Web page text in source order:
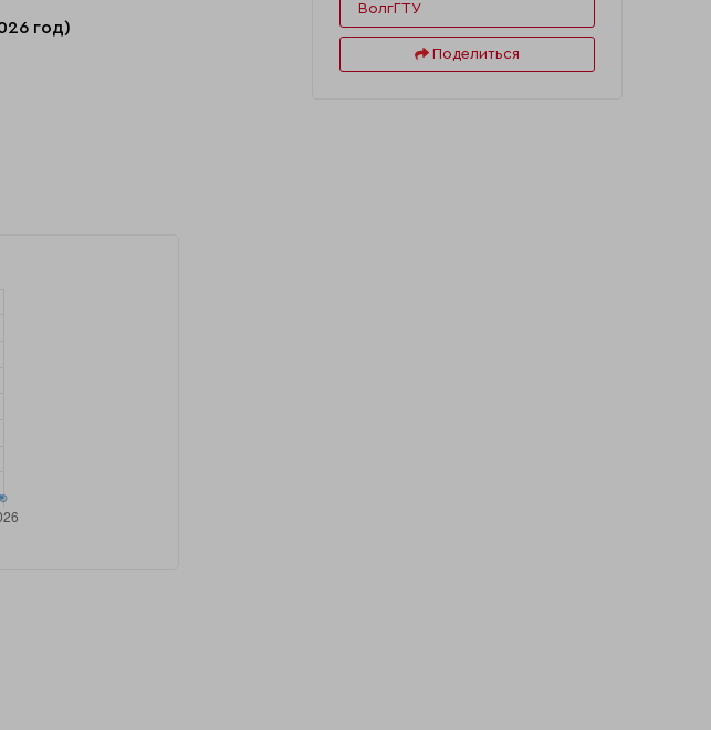
год)
ВолгГТУ
Поделиться